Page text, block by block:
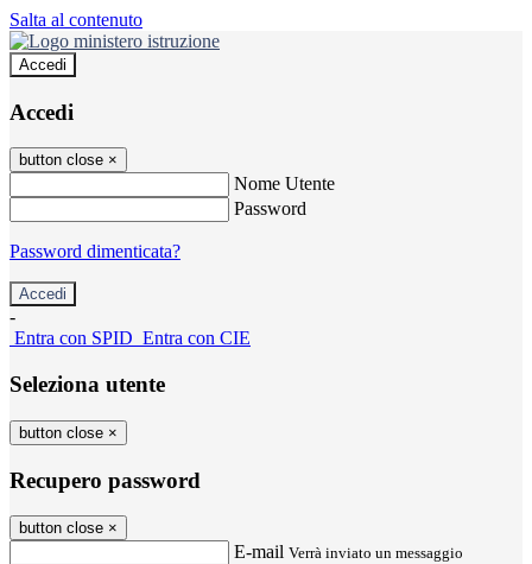
Salta al contenuto
Accedi
Accedi
button close ×
Nome Utente
Password
Password dimenticata?
-
Entra con SPID Entra con CIE
Seleziona utente
button close ×
Recupero password
button close ×
E-mail Verrà inviato un messaggio